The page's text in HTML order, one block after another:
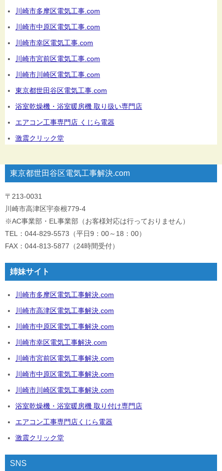
川崎市多摩区電気工事.com
川崎市中原区電気工事.com
川崎市幸区電気工事.com
川崎市宮前区電気工事.com
川崎市川崎区電気工事.com
東京都世田谷区電気工事.com
浴室乾燥機・浴室暖房機 取り扱い専門店
エアコン工事専門店 くじら電器
激震クリック堂
東京都世田谷区電気工事解決.com
〒213-0031
川崎市高津区宇奈根779-4
※AC事業部・EL事業部（お客様対応は行っておりません）
TEL：044-829-5573（平日9：00～18：00）
FAX：044-813-5877（24時間受付）
姉妹サイト
川崎市多摩区電気工事解決.com
川崎市高津区電気工事解決.com
川崎市中原区電気工事解決.com
川崎市幸区電気工事解決.com
川崎市宮前区電気工事解決.com
川崎市中原区電気工事解決.com
川崎市川崎区電気工事解決.com
浴室乾燥機・浴室暖房機 取り付け専門店
エアコン工事専門店くじら電器
激震クリック堂
SNS